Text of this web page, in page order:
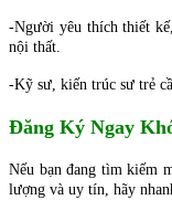
-Người yêu thích thiết
nội thất.
-Kỹ sư, kiến trúc sư trẻ
Đăng Ký Ngay
Nếu bạn đang tìm kiếm
lượng và uy tín, hãy